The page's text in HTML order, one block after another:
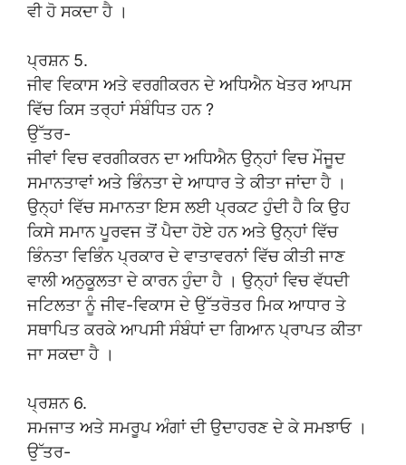
ਵੀ ਹੋ ਸਕਦਾ ਹੈ ।
ਪ੍ਰਸ਼ਨ 5.
ਜੀਵ ਵਿਕਾਸ ਅਤੇ ਵਰਗੀਕਰਨ ਦੇ ਅਧਿਐਨ ਖੇਤਰ ਆਪਸ
ਵਿੱਚ ਕਿਸ ਤਰ੍ਹਾਂ ਸੰਬੰਧਿਤ ਹਨ ?
ਉੱਤਰ-
ਜੀਵਾਂ ਵਿਚ ਵਰਗੀਕਰਨ ਦਾ ਅਧਿਐਨ ਉਨ੍ਹਾਂ ਵਿਚ ਮੌਜੂਦ
ਸਮਾਨਤਾਵਾਂ ਅਤੇ ਭਿੰਨਤਾ ਦੇ ਆਧਾਰ ਤੇ ਕੀਤਾ ਜਾਂਦਾ ਹੈ ।
ਉਨ੍ਹਾਂ ਵਿੱਚ ਸਮਾਨਤਾ ਇਸ ਲਈ ਪ੍ਰਕਟ ਹੁੰਦੀ ਹੈ ਕਿ ਉਹ
ਕਿਸੇ ਸਮਾਨ ਪੂਰਵਜ ਤੋਂ ਪੈਦਾ ਹੋਏ ਹਨ ਅਤੇ ਉਨ੍ਹਾਂ ਵਿੱਚ
ਭਿੰਨਤਾ ਵਿਭਿੰਨ ਪ੍ਰਕਾਰ ਦੇ ਵਾਤਾਵਰਨਾਂ ਵਿੱਚ ਕੀਤੀ ਜਾਣ
ਵਾਲੀ ਅਨੁਕੂਲਤਾ ਦੇ ਕਾਰਨ ਹੁੰਦਾ ਹੈ । ਉਨ੍ਹਾਂ ਵਿਚ ਵੱਧਦੀ
ਜਟਿਲਤਾ ਨੂੰ ਜੀਵ-ਵਿਕਾਸ ਦੇ ਉੱਤਰੋਤਰ ਮਿਕ ਆਧਾਰ ਤੇ
ਸਥਾਪਿਤ ਕਰਕੇ ਆਪਸੀ ਸੰਬੰਧਾਂ ਦਾ ਗਿਆਨ ਪ੍ਰਾਪਤ ਕੀਤਾ
ਜਾ ਸਕਦਾ ਹੈ ।
ਪ੍ਰਸ਼ਨ 6.
ਸਮਜਾਤ ਅਤੇ ਸਮਰੂਪ ਅੰਗਾਂ ਦੀ ਉਦਾਹਰਣ ਦੇ ਕੇ ਸਮਝਾਓ ।
ਉੱਤਰ-